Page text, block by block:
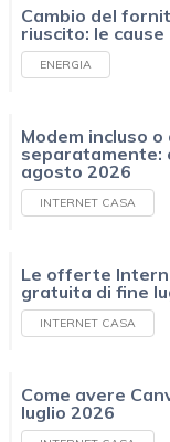
Cambio del
riuscito: le
ENERGIA
Modem incluso
separatamente:
agosto 2026
INTERNET CASA
Le offerte
gratuita di fine
INTERNET CASA
Come avere
luglio 2026